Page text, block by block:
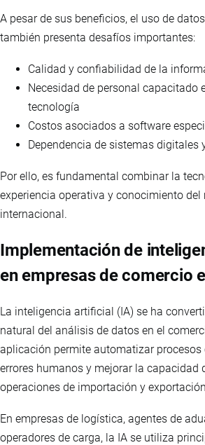
A pesar de sus beneficios, el uso de
también presenta desafíos importantes:
Calidad y confiabilidad de la
Necesidad de personal capacitado
tecnología
Costos asociados a software
Dependencia de sistemas digitales
Por ello, es fundamental combinar la
experiencia operativa y conocimiento del
internacional.
Implementación de
en empresas de comercio
La inteligencia artificial (IA) se ha
natural del análisis de datos en el
aplicación permite automatizar procesos
errores humanos y mejorar la capacidad
operaciones de importación y
En empresas de logística, agentes de
operadores de carga, la IA se utiliza